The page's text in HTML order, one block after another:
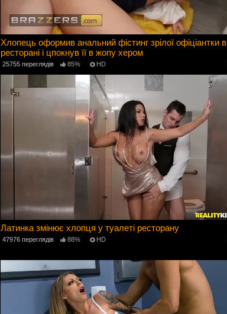
Хлопець оформив анальний фістинг зрілої офіціантки в
ресторані і цпокнув її в жопу хером
25755 переглядів 85% HD
Латинка змінює хлопця у туалеті ресторану
47976 переглядів 88% HD